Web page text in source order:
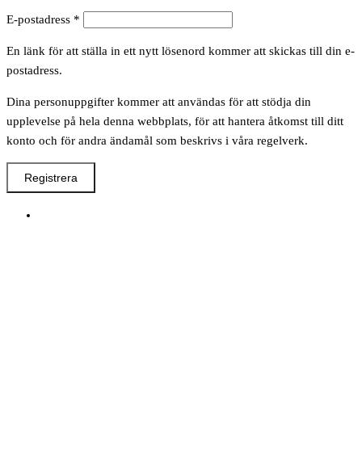
E-postadress *
En länk för att ställa in ett nytt lösenord kommer att skickas till din e-
postadress.
Dina personuppgifter kommer att användas för att stödja din
upplevelse på hela denna webbplats, för att hantera åtkomst till ditt
konto och för andra ändamål som beskrivs i våra regelverk.
Registrera